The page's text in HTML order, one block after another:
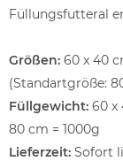
Füllungsfutteral
Größen: 60 x 40
(Standartgröße:
Füllgewicht: 60 x
80 cm = 1000g
Lieferzeit: Sofort